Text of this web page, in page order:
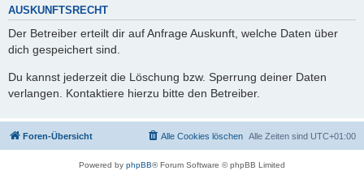
AUSKUNFTSRECHT
Der Betreiber erteilt dir auf Anfrage Auskunft, welche Daten über
dich gespeichert sind.
Du kannst jederzeit die Löschung bzw. Sperrung deiner Daten
verlangen. Kontaktiere hierzu bitte den Betreiber.
Foren-Übersicht Alle Zeiten sind UTC+01:00
Alle Cookies löschen
Powered by phpBB® Forum Software © phpBB Limited